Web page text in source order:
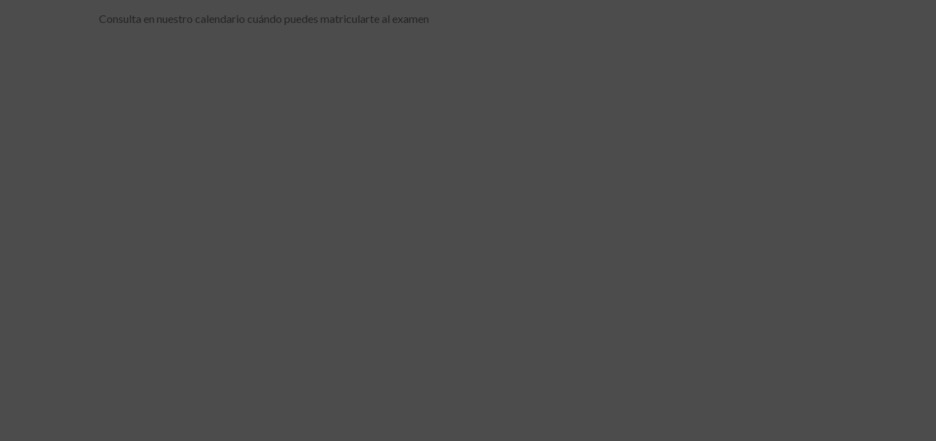
Consulta en nuestro calendario cuándo puedes matricularte al examen